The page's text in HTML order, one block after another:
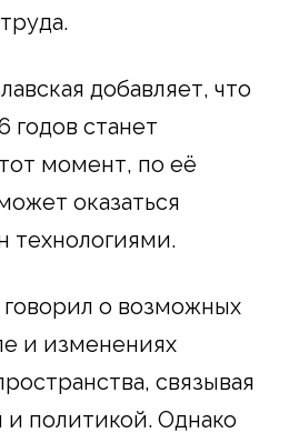
добавляет, что
годов станет
момент, по её
оказаться
технологиями.
о возможных
и изменениях
связывая
и политикой. Однако